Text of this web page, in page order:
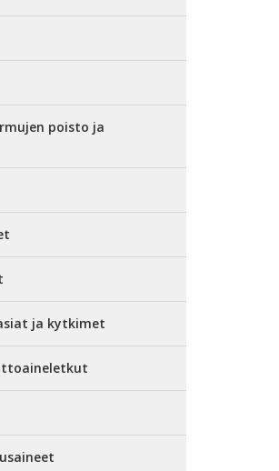
poisto ja
ja kytkimet